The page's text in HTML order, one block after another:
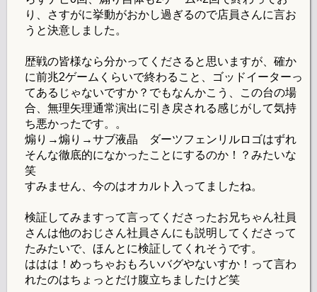
り、さすがに挙動がおかし過ぎるので店員さんに言お
うと決意しました。
歴戦の皆様なら分かってくださると思いますが、確か
に前兆2ゲームくらいで終わること、ゴッドイーターっ
てあるじゃないですか？でもなんかこう、この台の場
合、無理矢理通常演出に引き戻される感じがして気持
ち悪かったです。。
煽り→煽り→サブ液晶 ダーツフェンリルロゴはずれ
そんな徹底的になかったことにするのか！？みたいな
笑
すみません、今のはオカルト入ってましたね。
検証してみますって言ってくださったお兄ちゃん社員
さんは他のおじさん社員さんにも説明してくださって
たみたいで、ほんとに検証してくれそうです。
ははは！めっちゃおもろいバグやないすか！って言わ
れたのはちょっとだけ腹立ちましたけど笑